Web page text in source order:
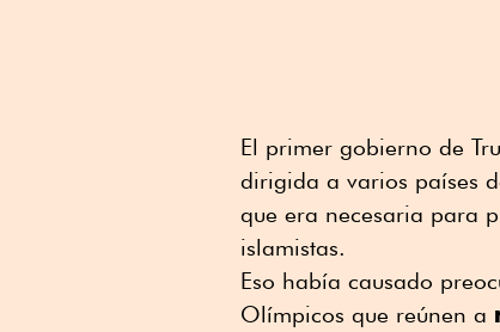
El primer gobierno de
dirigida a varios países
que era necesaria para
islamistas.
Eso había causado
Olímpicos que reúnen a